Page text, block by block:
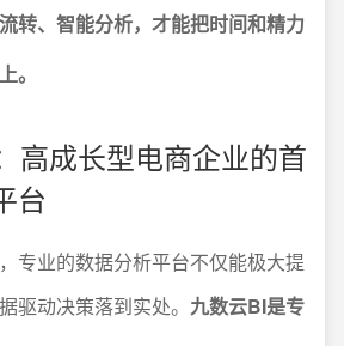
转、智能分析，才能把时间和精力
。
高成长型电商企业的首
台
专业的数据分析平台不仅能极大提
驱动决策落到实处。 九数云BI是专